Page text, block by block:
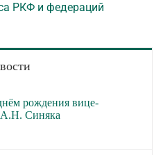
РКФ и федераций
рождения вице-
Синяка